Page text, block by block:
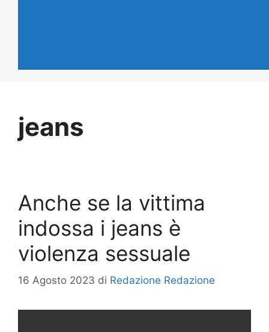
jeans
Anche se la vittima
indossa i jeans è
violenza sessuale
16 Agosto 2023 di Redazione Redazione